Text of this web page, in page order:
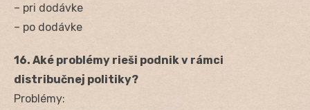
– pri dodávke
– po dodávke
16. Aké problémy rieši podnik v rámci
distribučnej politiky?
Problémy: